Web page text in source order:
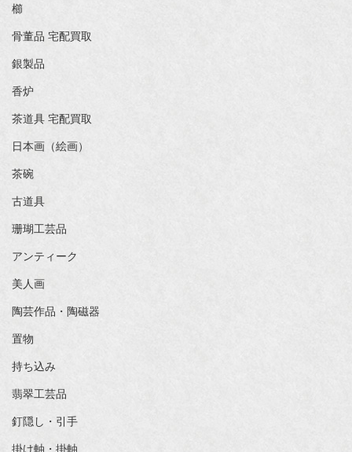
櫛
骨董品 宅配買取
銀製品
香炉
茶道具 宅配買取
日本画（絵画）
茶碗
古道具
珊瑚工芸品
アンティーク
美人画
陶芸作品・陶磁器
置物
持ち込み
翡翠工芸品
釘隠し・引手
掛け軸・掛軸